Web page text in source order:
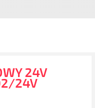
24V
24V